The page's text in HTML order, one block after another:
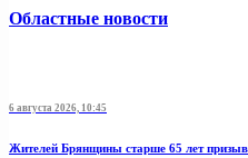
Областные новости
6 августа 2026, 10:45
Жителей Брянщины старше 65 лет